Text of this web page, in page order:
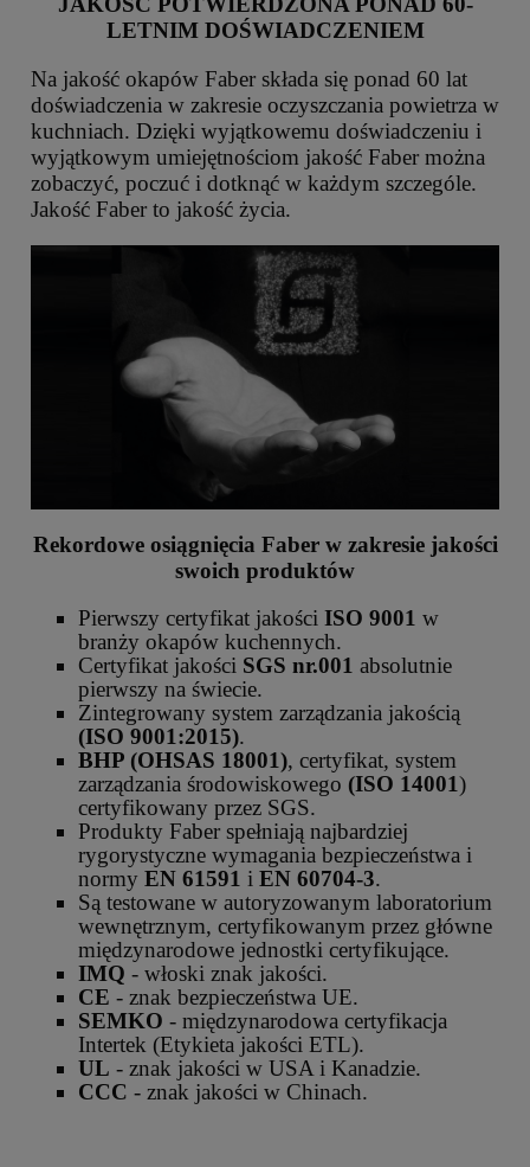
LETNIM DOŚWIADCZENIEM
Na jakość okapów Faber składa się ponad 60 lat
doświadczenia w zakresie oczyszczania powietrza w
kuchniach. Dzięki wyjątkowemu doświadczeniu i
wyjątkowym umiejętnościom jakość Faber można
zobaczyć, poczuć i dotknąć w każdym szczególe.
Jakość Faber to jakość życia.
Rekordowe osiągnięcia Faber w zakresie jakości
swoich produktów
Pierwszy certyfikat jakości ISO 9001 w
branży okapów kuchennych.
Certyfikat jakości SGS nr.001 absolutnie
pierwszy na świecie.
Zintegrowany system zarządzania jakością
(ISO 9001:2015).
BHP (OHSAS 18001), certyfikat, system
zarządzania środowiskowego (ISO 14001)
certyfikowany przez SGS.
Produkty Faber spełniają najbardziej
rygorystyczne wymagania bezpieczeństwa i
normy EN 61591 i EN 60704-3.
Są testowane w autoryzowanym laboratorium
wewnętrznym, certyfikowanym przez główne
międzynarodowe jednostki certyfikujące.
IMQ - włoski znak jakości.
CE - znak bezpieczeństwa UE.
SEMKO - międzynarodowa certyfikacja
Intertek (Etykieta jakości ETL).
UL - znak jakości w USA i Kanadzie.
CCC - znak jakości w Chinach.